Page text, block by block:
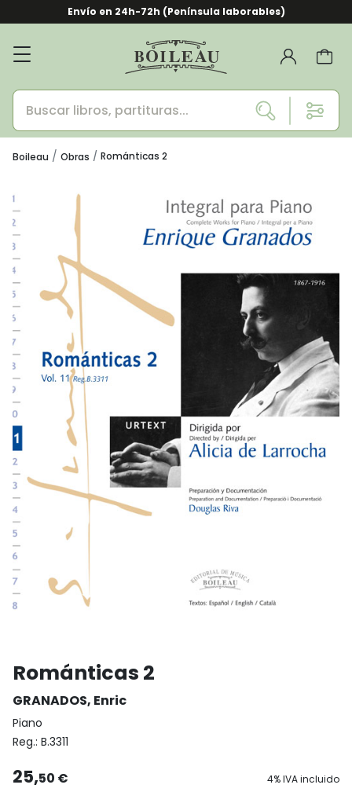
Envío en 24h-72h (Península laborables)
Boileau Obras Románticas 2
Románticas 2
GRANADOS, Enric
Piano
Reg.: B.3311
25,50 € 4% IVA incluido